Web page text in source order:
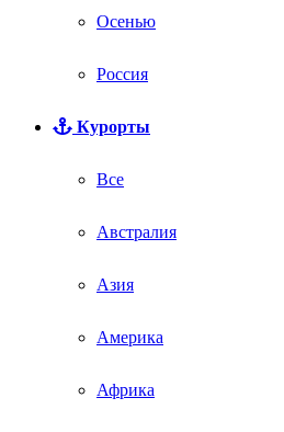
Осенью
Россия
Курорты
Все
Австралия
Азия
Америка
Африка